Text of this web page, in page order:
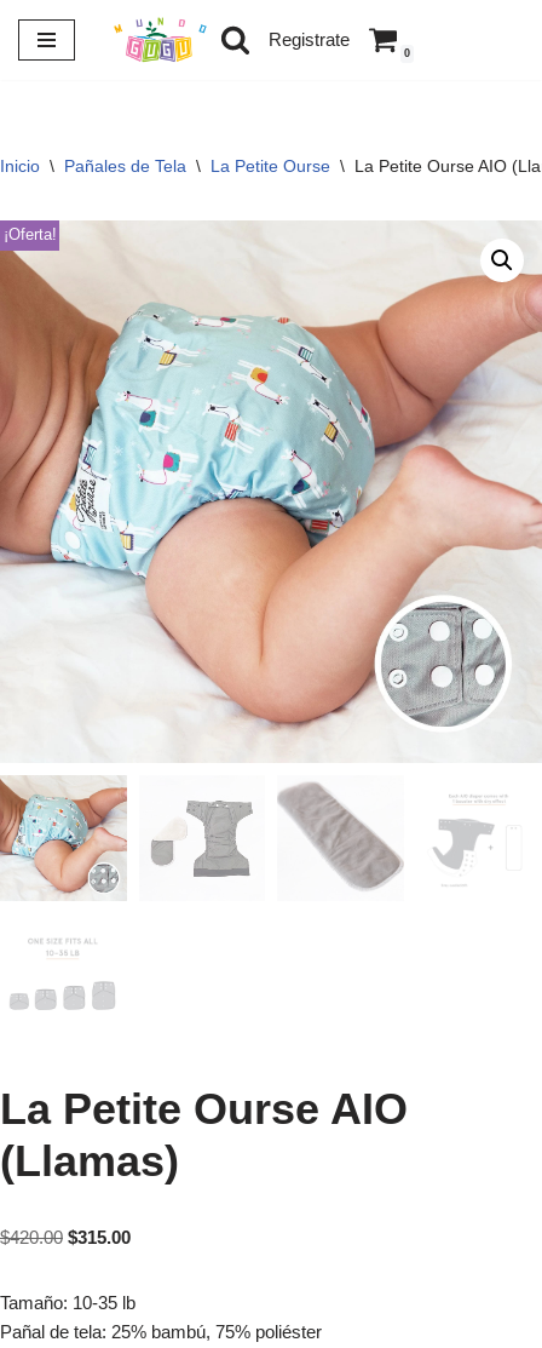
Saltar
Registrate
0
Inicio \ Pañales de Tela \ La Petite Ourse \ La Petite Ourse AIO
¡Oferta!
La Petite Ourse AIO
(Llamas)
$420.00 $315.00
Tamaño: 10-35 lb
Pañal de tela: 25% bambú, 75% poliéster